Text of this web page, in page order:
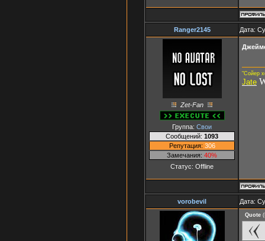
Ranger2145 Дата:
Zet-Fan
Группа: Свои
Сообщений: 1093
Репутация: 306
Замечания: 40%
Статус: Offline
"Сойер
Jate
vorobevil Дата:
Quote (